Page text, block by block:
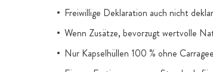
Freiwillige Deklaration auch nicht
Wenn Zusätze, bevorzugt wertvolle
Nur Kapselhüllen 100 % ohne